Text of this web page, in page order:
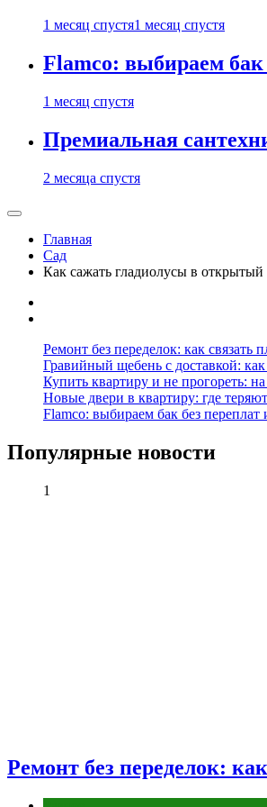
1 месяц спустя1 месяц спустя
Flamco: выбираем бак
1 месяц спустя
Премиальная
2 месяца спустя
Главная
Сад
Как сажать гладиолусы в
Ремонт без переделок: как
Гравийный щебень с доставкой:
Купить квартиру и не прогореть:
Новые двери в квартиру: где
Flamco: выбираем бак без переплат
Популярные новости
1
Ремонт без переделок: